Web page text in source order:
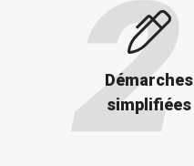
Démarches
simplifiées